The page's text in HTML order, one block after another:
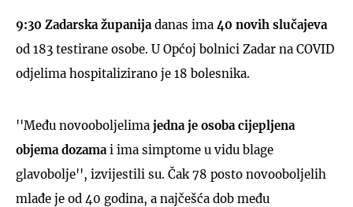
9:30 Zadarska županijadanas ima 40 novih slučajeva
od 183 testirane osobe. U Općoj bolnici Zadar na COVID
odjelima hospitalizirano je 18 bolesnika.
''Među novooboljelima jedna je osoba cijepljena
objema dozamai ima simptome u vidu blage
glavobolje'', izvijestili su. Čak 78 posto novooboljelih
mlađe je od 40 godina, a najčešća dob među